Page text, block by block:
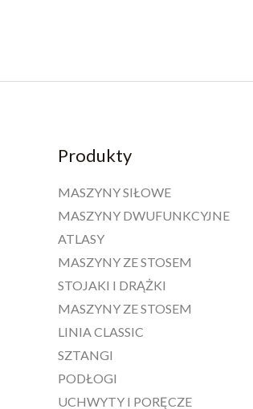
Produkty
MASZYNY SIŁOWE
MASZYNY DWUFUNKCYJNE
ATLASY
MASZYNY ZE STOSEM
STOJAKI I DRĄŻKI
MASZYNY ZE STOSEM
LINIA CLASSIC
SZTANGI
PODŁOGI
UCHWYTY I PORĘCZE